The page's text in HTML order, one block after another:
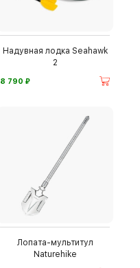
Надувная лодка Seahawk
2
8 790 ⃏
Лопата-мультитул
Naturehike